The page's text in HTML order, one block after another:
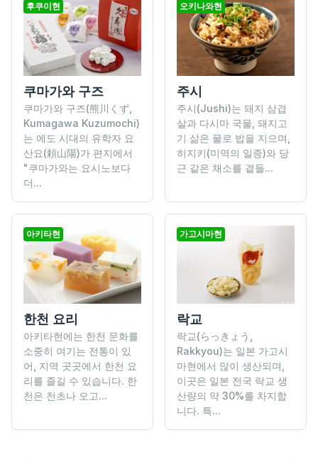
후쿠이현
쿠마가와 구즈
쿠마가와 구즈(熊川くず,
Kumagawa Kuzumochi)
는 에도 시대의 유학자 요
산요(頼山陽)가 편지에서
"쿠마가와는 요시노보다
더...
오키나와현
주시
주시(Jushi)는 돼지 삼겹
살과 다시마 국물, 돼지고
기 삶은 물로 밥을 지으며,
히지키(미역의 일종)와 당
근 같은 채소를 곁들...
아키타현
한천 요리
아키타현에는 한천 문화를
소중히 여기는 전통이 있
어, 지역 곳곳에서 한천 요
리를 즐길 수 있습니다. 한
천은 천초나 오고...
가고시마현
락교
락교(らっきょう,
Rakkyou)는 일본 가고시
마현에서 많이 생산되며,
이곳은 일본 전국 락교 생
산량의 약 30%를 차지합
니다. 특...